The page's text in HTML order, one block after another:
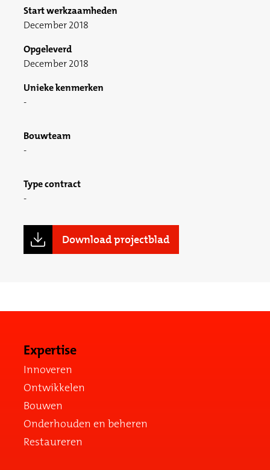
Start werkzaamheden
December 2018
Opgeleverd
December 2018
Unieke kenmerken
Bouwteam
Type contract
Download projectblad
Expertise
Innoveren
Ontwikkelen
Bouwen
Onderhouden en beheren
Restaureren